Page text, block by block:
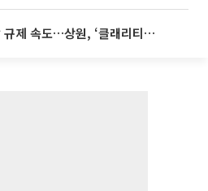
미국, 가상자산 포괄 규제 속도…상원, ‘클래리티법’ 9월 절차투표 추진